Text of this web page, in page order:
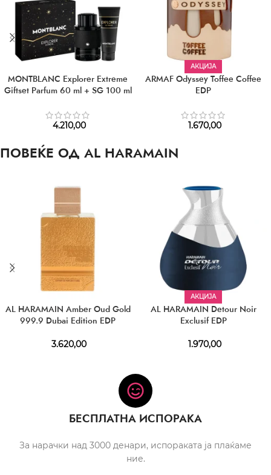
MONTBLANC Explorer Extreme
Giftset Parfum 60 ml + SG 100 ml
4.210,00
АКЦИЈА
ARMAF Odyssey Toffee Coffee
EDP
1.670,00
ПОВЕЌЕ ОД AL HARAMAIN
AL HARAMAIN Amber Oud Gold
999.9 Dubai Edition EDP
3.620,00
АКЦИЈА
AL HARAMAIN Detour Noir
Exclusif EDP
1.970,00
БЕСПЛАТНА ИСПОРАКА
За нарачки над 3000 денари, испораката ја плаќаме
ние.